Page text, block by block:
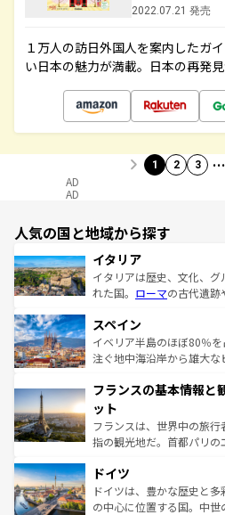
2022.07.21 発売
１万人の訪日外国人を案内したガ
い日本の魅力が満載。日本の再発
1 2 3 …
AD
AD
人気の国と地域から探す
イタリア
イタリアは歴史、文化、
れた国。 ローマの古代遺跡
ろん、トスカーナの美しい
景など、自然景観も見逃
ピザやパスタなど、絶品
ませてくれるイタリアで、
なお、新着のイタリア情報は
しい。
スペイン
イベリア半島のほぼ80％
注ぐ地中海沿岸から雄大
文化が根付くこの国では、
れる闘牛、そして美味しい
る。首都マドリードの洗
アートに溢れた街角から
せる。地方によって風土や
ンテンツ一覧を参照してほ
フランスの基本情報と
ット
フランスは、世界中の旅
指の観光地だ。首都パリ
で、幅広い魅力が詰まって
聖堂、美しいビーチ、そ
から魅了する。また、フ
ドイツ
ドイツは、豊かな歴史と
の中心に位置する国。中